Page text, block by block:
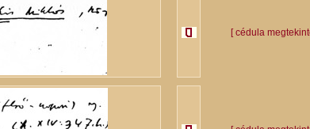
[ cédula